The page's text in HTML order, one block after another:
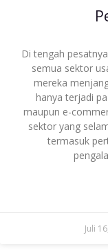
Di tengah
semua sektor
mereka
hanya terjadi
maupun e-
sektor yang
termasuk
Juli